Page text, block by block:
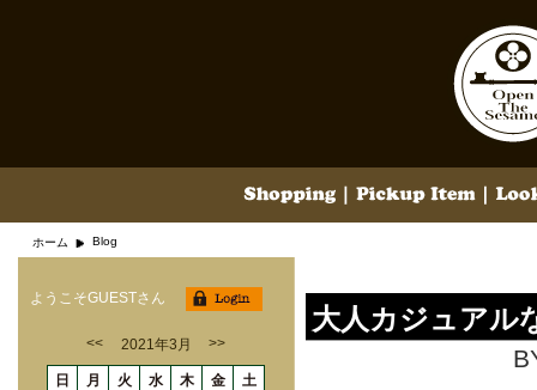
ホーム Blog
大人カジュアル
ようこそGUESTさん
<< 2021年3月 >>
日 月 火 水 木 金
土